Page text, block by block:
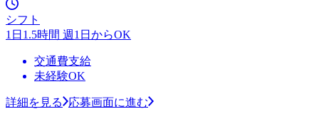
シフト
1日1.5時間 週1日からOK
交通費支給
未経験OK
詳細を見る 応募画面に進む